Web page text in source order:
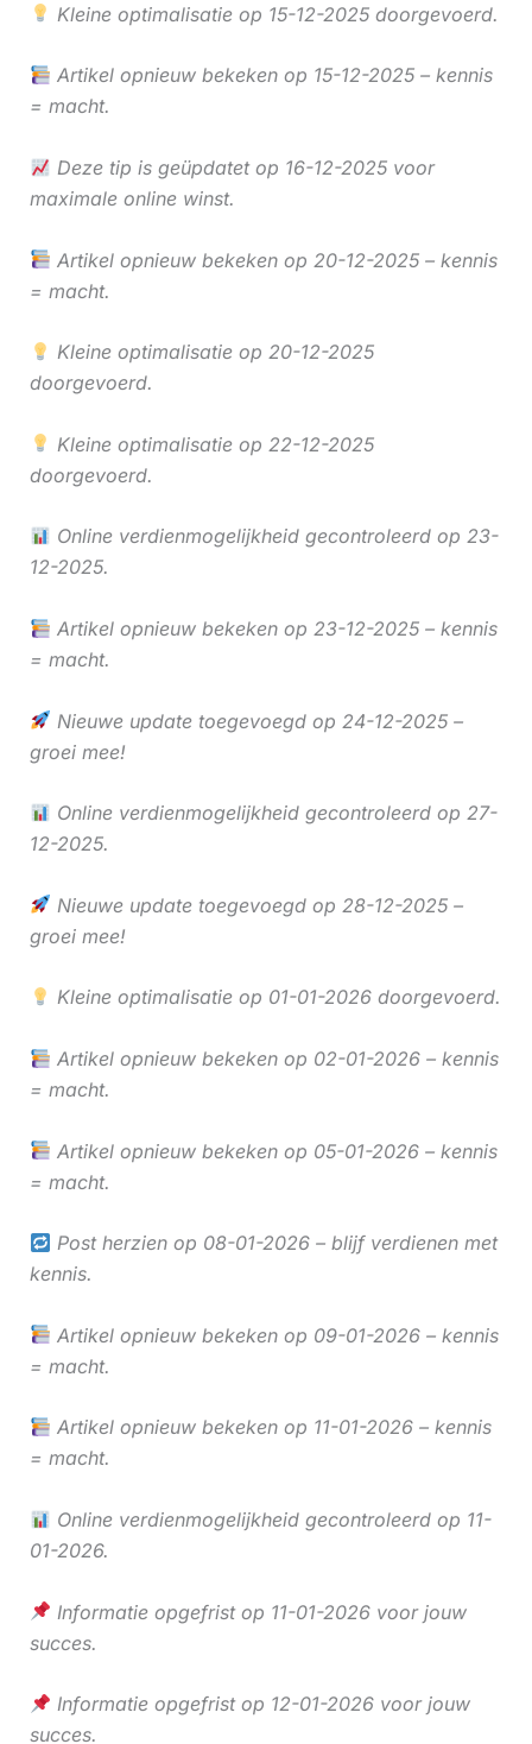
Kleine optimalisatie op 15-12-2025 doorgevoerd.
Artikel opnieuw bekeken op 15-12-2025 – kennis
= macht.
Deze tip is geüpdatet op 16-12-2025 voor
maximale online winst.
Artikel opnieuw bekeken op 20-12-2025 – kennis
= macht.
Kleine optimalisatie op 20-12-2025
doorgevoerd.
Kleine optimalisatie op 22-12-2025
doorgevoerd.
Online verdienmogelijkheid gecontroleerd op 23-
12-2025.
Artikel opnieuw bekeken op 23-12-2025 – kennis
= macht.
Nieuwe update toegevoegd op 24-12-2025 –
groei mee!
Online verdienmogelijkheid gecontroleerd op 27-
12-2025.
Nieuwe update toegevoegd op 28-12-2025 –
groei mee!
Kleine optimalisatie op 01-01-2026 doorgevoerd.
Artikel opnieuw bekeken op 02-01-2026 – kennis
= macht.
Artikel opnieuw bekeken op 05-01-2026 – kennis
= macht.
Post herzien op 08-01-2026 – blijf verdienen met
kennis.
Artikel opnieuw bekeken op 09-01-2026 – kennis
= macht.
Artikel opnieuw bekeken op 11-01-2026 – kennis
= macht.
Online verdienmogelijkheid gecontroleerd op 11-
01-2026.
Informatie opgefrist op 11-01-2026 voor jouw
succes.
Informatie opgefrist op 12-01-2026 voor jouw
succes.